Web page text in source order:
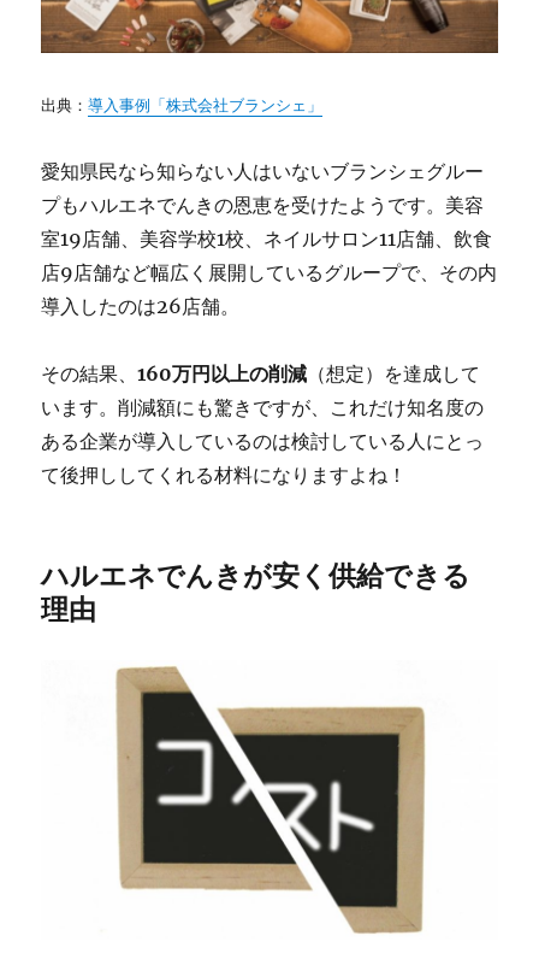
出典：導入事例「株式会社ブランシェ」
愛知県民なら知らない人はいないブランシェグルー
プもハルエネでんきの恩恵を受けたようです。美容
室19店舗、美容学校1校、ネイルサロン11店舗、飲食
店9店舗など幅広く展開しているグループで、その内
導入したのは26店舗。
その結果、160万円以上の削減 （想定）を達成して
います。削減額にも驚きですが、これだけ知名度の
ある企業が導入しているのは検討している人にとっ
て後押ししてくれる材料になりますよね！
ハルエネでんきが安く供給できる
理由